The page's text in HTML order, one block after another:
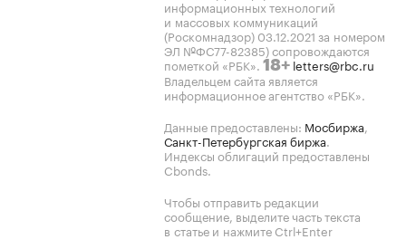
информационных технологий
и массовых коммуникаций
(Роскомнадзор) 03.12.2021 за номером
ЭЛ №ФС77-82385) сопровождаются
пометкой «РБК». 18+ letters@rbc.ru
Владельцем сайта является
информационное агентство «РБК».
Данные предоставлены: Мосбиржа,
Санкт-Петербургская биржа.
Индексы облигаций предоставлены
Cbonds.
Чтобы отправить редакции
сообщение, выделите часть текста
в статье и нажмите Ctrl+Enter